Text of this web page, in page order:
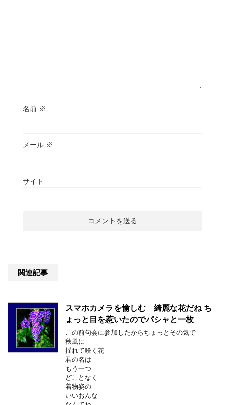
名前 ※
メール ※
サイト
関連記事
スマホカメラを愉しむ 綺麗な花だね ち
ょっと目を惹いたのでパシャと一枚
この前句会に参加したからちょっとその気で
秋風に
揺れて咲く花
君の名は
もう一つ
どことなく
着物姿の
いいおんな